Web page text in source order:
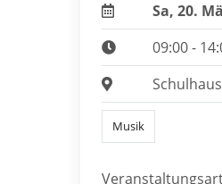
Sa, 20.
09:00 -
Musik